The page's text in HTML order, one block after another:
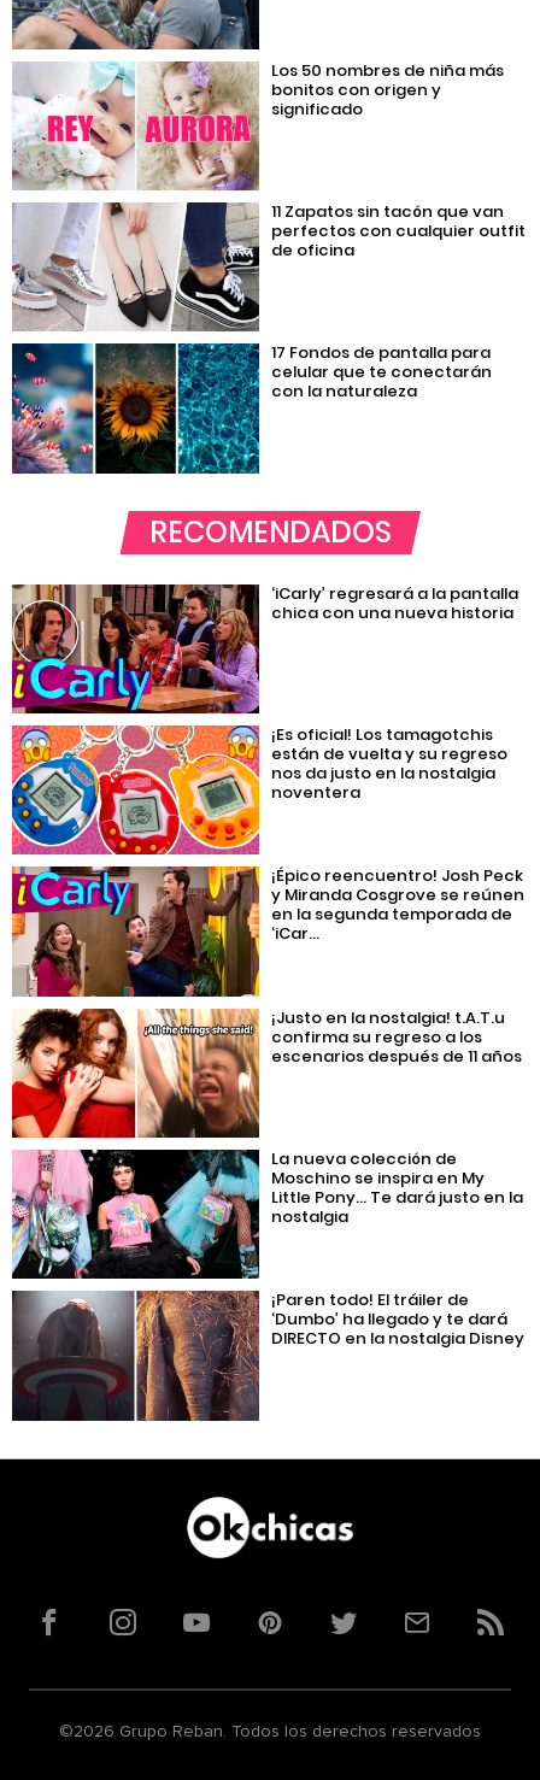
Los 50 nombres de niña más
bonitos con origen y
significado
11 Zapatos sin tacón que van
perfectos con cualquier outfit
de oficina
17 Fondos de pantalla para
celular que te conectarán
con la naturaleza
RECOMENDADOS
‘iCarly’ regresará a la pantalla
chica con una nueva historia
¡Es oficial! Los tamagotchis
están de vuelta y su regreso
nos da justo en la nostalgia
noventera
¡Épico reencuentro! Josh Peck
y Miranda Cosgrove se reúnen
en la segunda temporada de
‘iCar...
¡Justo en la nostalgia! t.A.T.u
confirma su regreso a los
escenarios después de 11 años
La nueva colección de
Moschino se inspira en My
Little Pony… Te dará justo en la
nostalgia
¡Paren todo! El tráiler de
‘Dumbo’ ha llegado y te dará
DIRECTO en la nostalgia Disney
FacebookInstagramYouTubePinterestTwitterCorreoRSS
©2026 Grupo Reban. Todos los derechos reservados